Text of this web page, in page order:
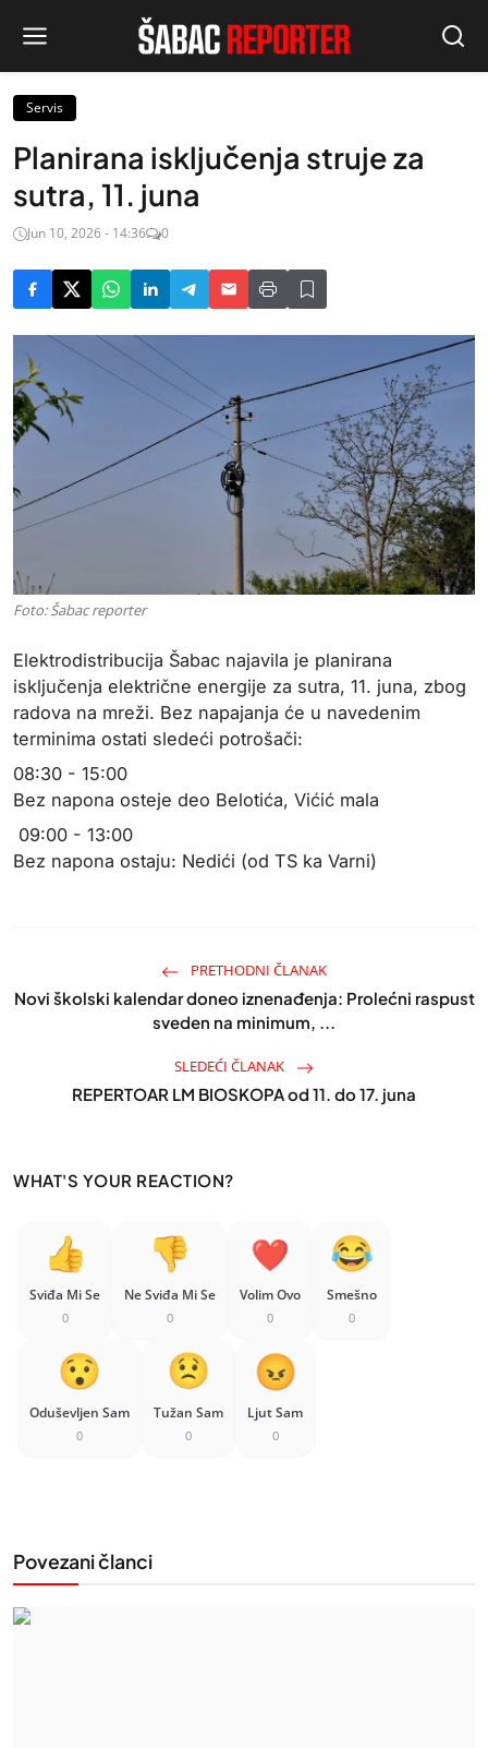
Servis
Planirana isključenja struje za
sutra, 11. juna
Jun 10, 2026 - 14:36 0
Foto: Šabac reporter
Elektrodistribucija Šabac najavila je planirana
isključenja električne energije za sutra, 11. juna, zbog
radova na mreži. Bez napajanja će u navedenim
terminima ostati sledeći potrošači:
08:30 - 15:00
Bez napona osteje deo Belotića, Vićić mala
09:00 - 13:00
Bez napona ostaju: Nedići (od TS ka Varni)
PRETHODNI ČLANAK
Novi školski kalendar doneo iznenađenja: Prolećni raspust
sveden na minimum, ...
SLEDEĆI ČLANAK
REPERTOAR LM BIOSKOPA od 11. do 17. juna
WHAT'S YOUR REACTION?
Sviđa Mi Se
0
Ne Sviđa Mi Se
0
Volim Ovo
0
Smešno
0
Oduševljen Sam
0
Tužan Sam
0
Ljut Sam
0
Povezani članci